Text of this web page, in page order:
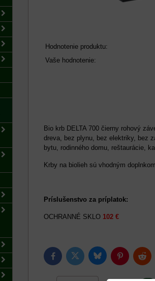
Hodnotenie produktu:
Vaše hodnotenie:
Bio krb DELTA 700 čierny rohový
dreva, bez plynu, bez elektriky, bez
bytu, rodinného domu, reštaurácie,
Krby na biolieh sú vhodným
Príslušenstvo za príplatok:
OCHRANNÉ SKLO 102 €
FacebookTwitter BlueskyPinterest